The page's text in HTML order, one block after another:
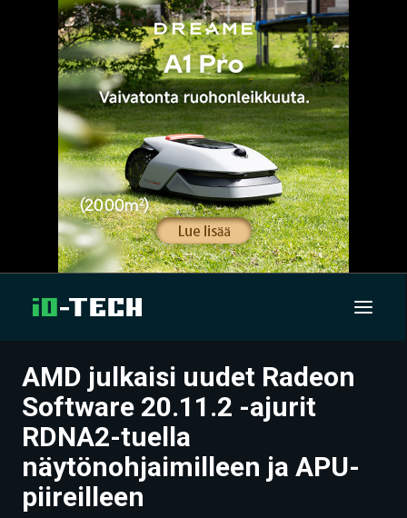
UUTISET
ARTIKKELIT
VIDEOT
TECHBBS
AMD julkaisi uudet Radeon
Software 20.11.2 -ajurit
RDNA2-tuella
näytönohjaimilleen ja APU-
piireilleen